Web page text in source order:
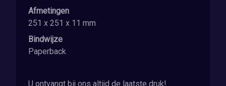
Afmetingen
251 x 251 x 11 mm
Bindwijze
Paperback
U ontvangt bij ons altijd de laatste druk!